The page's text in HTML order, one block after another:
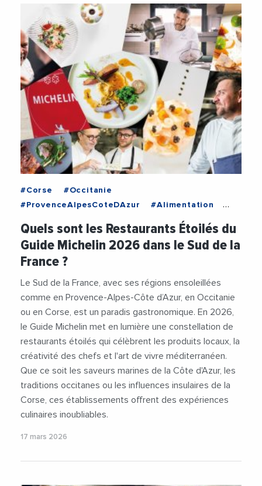
#Corse
#Occitanie
#ProvenceAlpesCoteDAzur
#Alimentation
#Gastronomie
#GuideMichelin
#Luxe
#Restaurant
#Restauration
Quels sont les Restaurants Étoilés du
Guide Michelin 2026 dans le Sud de la
France ?
Le Sud de la France, avec ses régions ensoleillées
comme en Provence-Alpes-Côte d’Azur, en Occitanie
ou en Corse, est un paradis gastronomique. En 2026,
le Guide Michelin met en lumière une constellation de
restaurants étoilés qui célèbrent les produits locaux, la
créativité des chefs et l'art de vivre méditerranéen.
Que ce soit les saveurs marines de la Côte d'Azur, les
traditions occitanes ou les influences insulaires de la
Corse, ces établissements offrent des expériences
culinaires inoubliables.
17 mars 2026